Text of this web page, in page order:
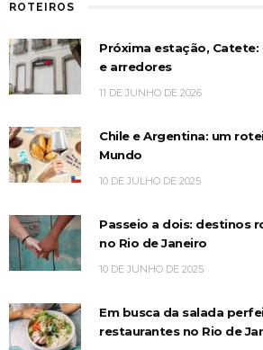
ROTEIROS
Próxima estação,
e arredores
11 DE JUNHO DE 2026
Chile e Argentina: um
Mundo
10 DE JULHO DE 2025
Passeio a dois: destinos
no Rio de Janeiro
10 DE JUNHO DE 2025
Em busca da salada
restaurantes no Rio de